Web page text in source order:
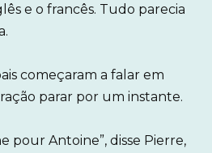
e o francês. Tudo parecia
começaram a falar em
parar por um instante.
pour Antoine”, disse Pierre,